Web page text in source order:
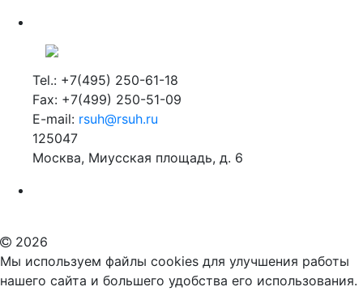
Tel.: +7(495) 250-61-18
Fax: +7(499) 250-51-09
E-mail: rsuh@rsuh.ru
125047
Москва, Миусская площадь, д. 6
2026
Мы используем файлы cookies для улучшения работы
нашего сайта и большего удобства его использования.